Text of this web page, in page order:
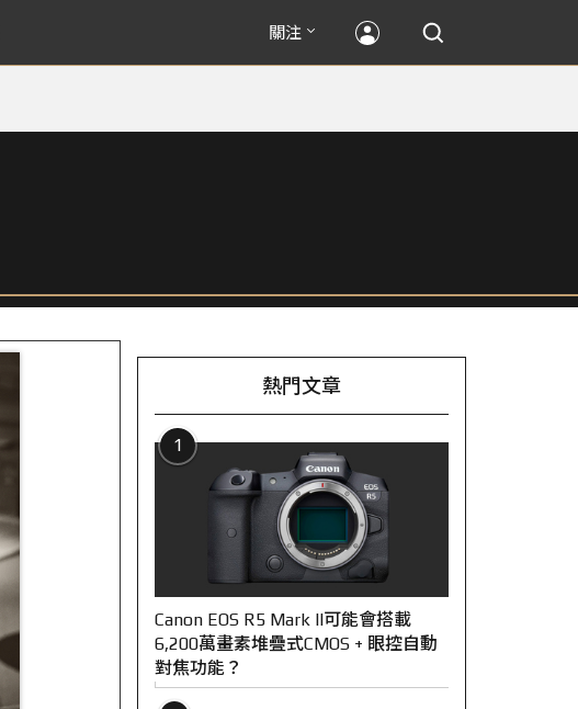
關注
熱門文章
1
Canon EOS R5 Mark II可能會搭載
6,200萬畫素堆疊式CMOS + 眼控自動
對焦功能？